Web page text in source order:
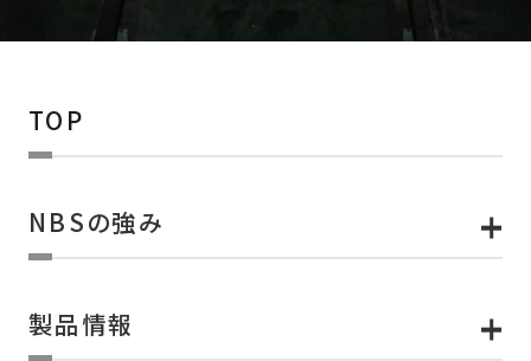
TOP
NBSの強み
製品情報